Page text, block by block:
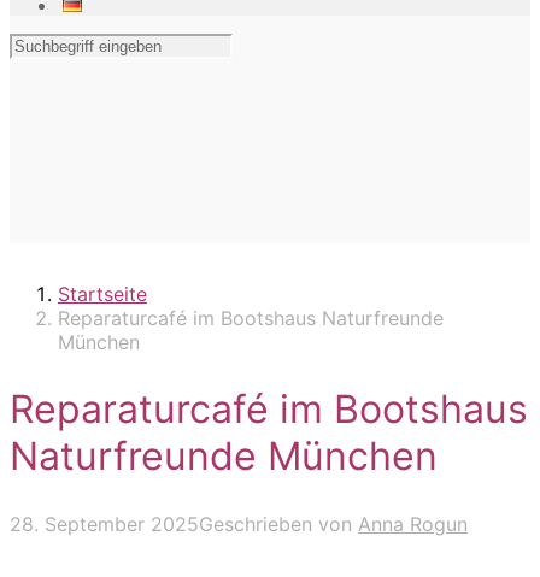
Startseite
Reparaturcafé im Bootshaus Naturfreunde
München
Reparaturcafé im Bootshaus
Naturfreunde München
28. September 2025Geschrieben von Anna Rogun